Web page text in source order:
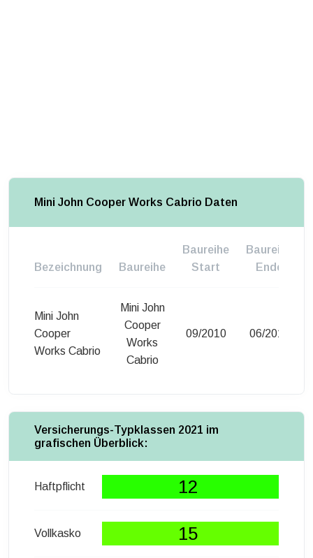
Mini John Cooper Works Cabrio Daten
Bezeichnung Baureihe
Baureihe
Start
Baureihe
Ende
Mini John
Cooper
Works Cabrio
Mini John
Cooper
Works
Cabrio
09/2010 06/2012
Versicherungs-Typklassen 2021 im
grafischen Überblick:
Haftpflicht 12
Vollkasko 15